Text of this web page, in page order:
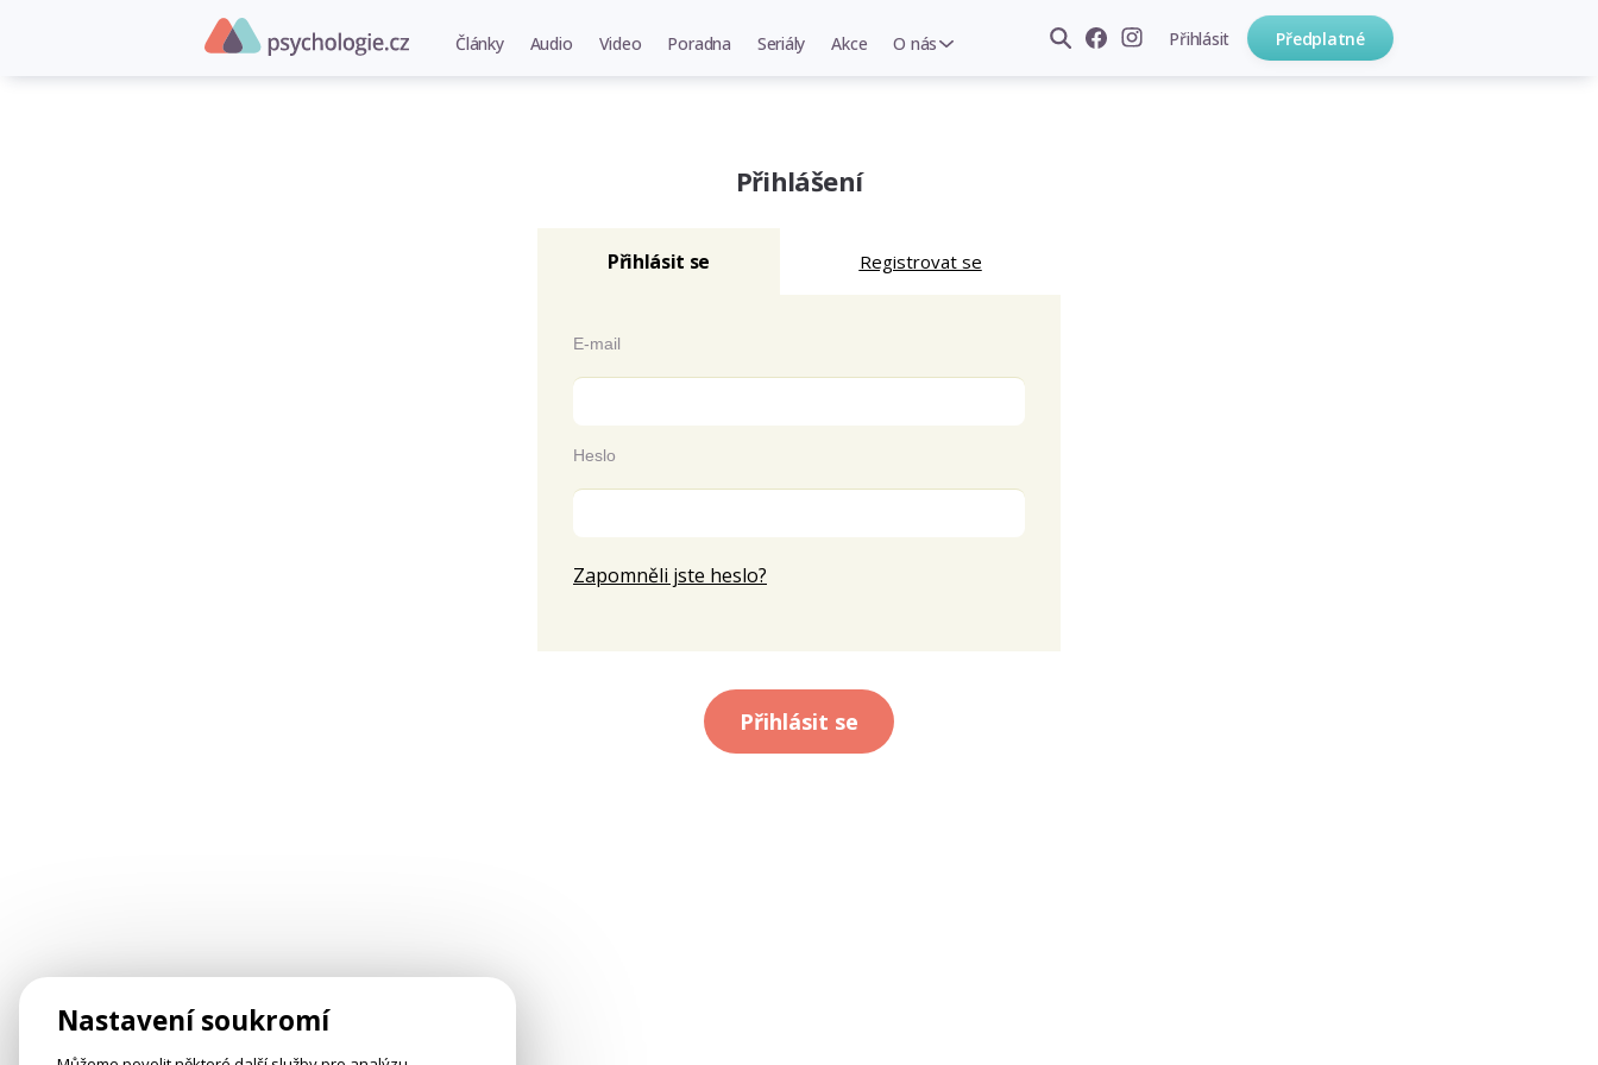
Články Audio Video Poradna Seriály Akce O nás Přihlásit Předplatné
Přihlášení
Přihlásit se Registrovat se
E-mail
Heslo
Zapomněli jste heslo?
Přihlásit se
Nastavení soukromí